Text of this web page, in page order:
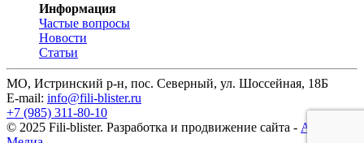
Информация
Частые вопросы
Новости
Статьи
МО, Истринский р-н, пос. Северный, ул. Шоссейная, 18Б
E-mail: info@fili-blister.ru
+7 (985) 311-80-10
© 2025 Fili-blister. Разработка и продвижение сайта - АМД